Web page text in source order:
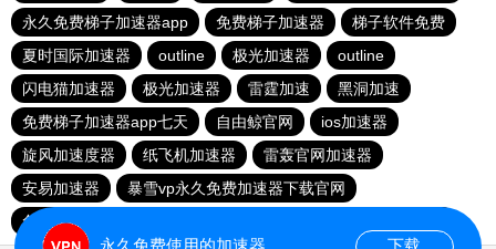
永久免费梯子加速器app
免费梯子加速器
梯子软件免费
夏时国际加速器
outline 极光加速器
outline
闪电猫加速器
极光加速器 雷霆加速
黑洞加速
免费梯子加速器app七天
自由鲸官网
ios加速器
旋风加速度器
纸飞机加速器
雷轰官网加速器
安易加速器
暴雪vp永久免费加速器下载官网
免费vqn加速试用